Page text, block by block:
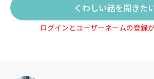
くわしい話を聞きた
ログインとユーザーネームの登録が